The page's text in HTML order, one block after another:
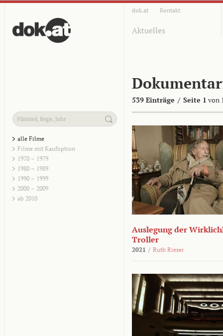
dok.at Kontakt
Aktuelles
539 Einträge / Seite 1 von
alle Filme
Filme mit Kaufoption
1970 – 1979
1980 – 1989
1990 – 1999
2000 – 2009
ab 2010
Auslegung der
Troller
2021 / Ruth Rieser